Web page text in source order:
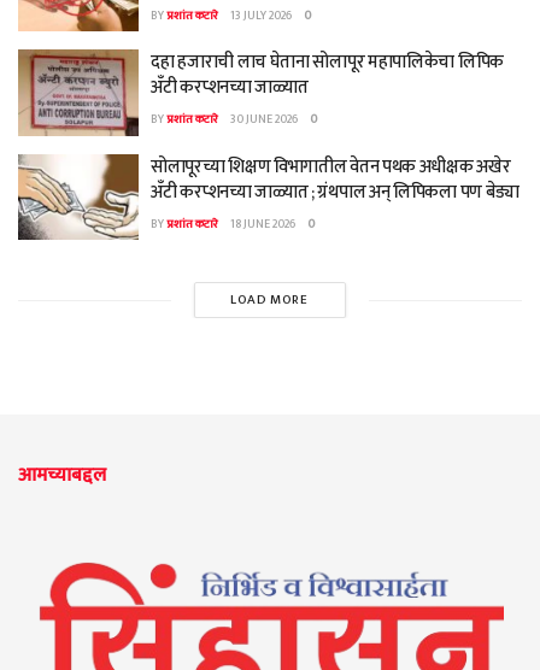
BYप्रशांत कटारे 13 JULY 2026 0
दहा हजाराची लाच घेताना सोलापूर महापालिकेचा लिपिक
अँटी करप्शनच्या जाळ्यात
BYप्रशांत कटारे 30 JUNE 2026 0
सोलापूरच्या शिक्षण विभागातील वेतन पथक अधीक्षक अखेर
अँटी करप्शनच्या जाळ्यात ; ग्रंथपाल अन् लिपिकला पण बेड्या
BYप्रशांत कटारे 18 JUNE 2026 0
LOAD MORE
आमच्याबद्दल